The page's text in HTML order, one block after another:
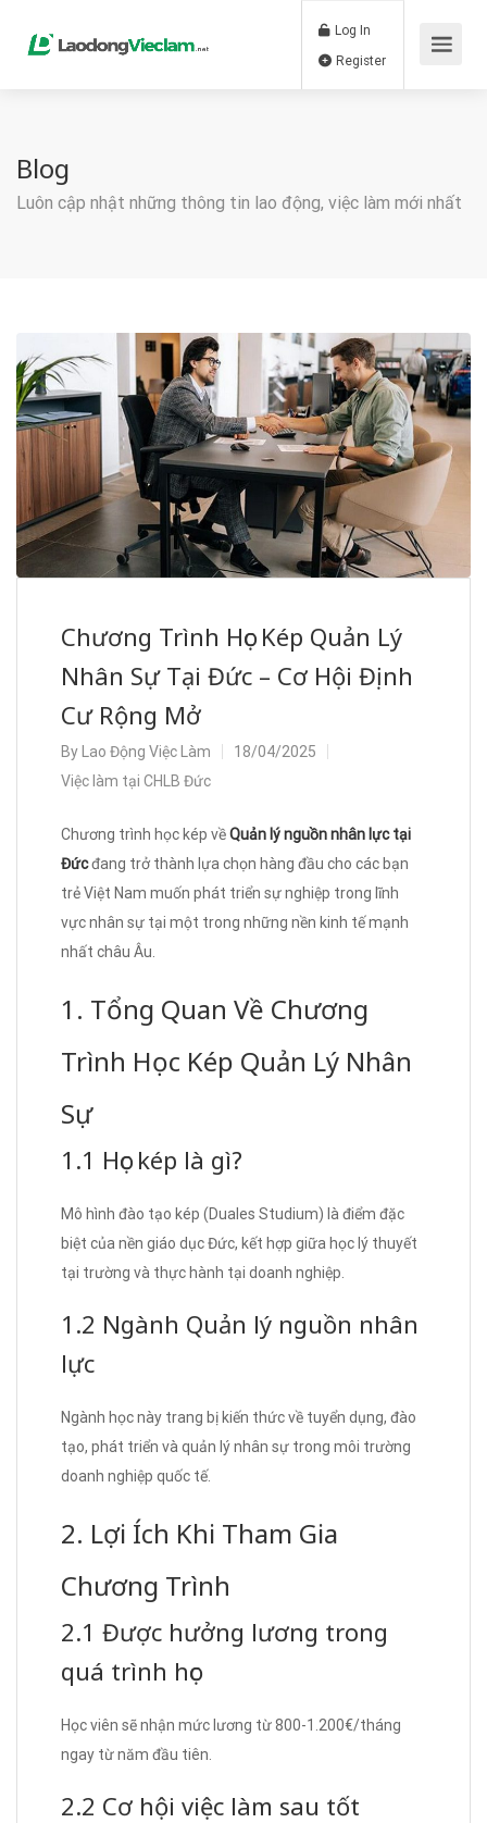
Log In
Blog
Luôn cập nhật những thông tin lao động, việc làm mới nhất
Chương Trình Học Kép Quản Lý
Nhân Sự Tại Đức – Cơ Hội Định
Cư Rộng Mở
By Lao Động Việc Làm
18/04/2025
Việc làm tại CHLB Đức
Chương trình học kép vềQuản lý nguồn nhân lực tại
Đứcđang trở thành lựa chọn hàng đầu cho các bạn
trẻ Việt Nam muốn phát triển sự nghiệp trong lĩnh
vực nhân sự tại một trong những nền kinh tế mạnh
nhất châu Âu.
1. Tổng Quan Về Chương
Trình Học Kép Quản Lý Nhân
Sự
1.1 Học kép là gì?
Mô hình đào tạo kép (Duales Studium) là điểm đặc
biệt của nền giáo dục Đức, kết hợp giữa học lý thuyết
tại trường và thực hành tại doanh nghiệp.
1.2 Ngành Quản lý nguồn nhân
lực
Ngành học này trang bị kiến thức về tuyển dụng, đào
tạo, phát triển và quản lý nhân sự trong môi trường
doanh nghiệp quốc tế.
2. Lợi Ích Khi Tham Gia
Chương Trình
2.1 Được hưởng lương trong
quá trình học
Học viên sẽ nhận mức lương từ 800-1.200€/tháng
ngay từ năm đầu tiên.
2.2 Cơ hội việc làm sau tốt